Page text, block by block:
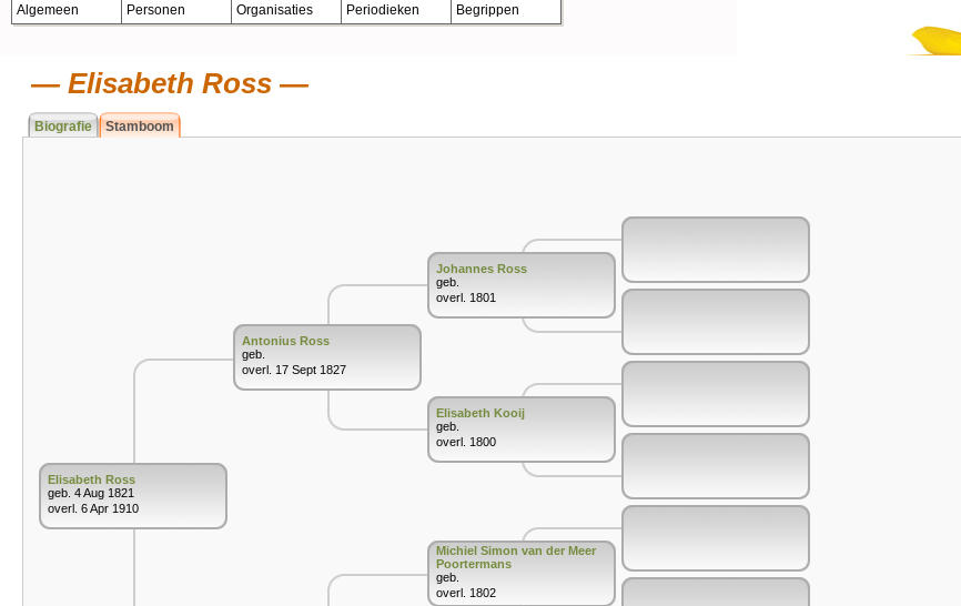
Algemeen Personen Organisaties Periodieken Begrippen
Elisabeth Ross
Biografie Stamboom
Elisabeth Ross
geb. 4 Aug 1821
overl. 6 Apr 1910
Antonius Ross
geb.
overl. 17 Sept 1827
Johannes Ross
geb.
overl. 1801
Elisabeth Kooij
geb.
overl. 1800
Michiel Simon van der Meer
Poortermans
geb.
overl. 1802